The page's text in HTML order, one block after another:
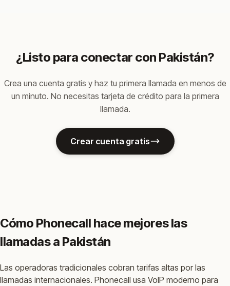
¿Listo para conectar con Pakistán?
Crea una cuenta gratis y haz tu primera llamada en menos de
un minuto. No necesitas tarjeta de crédito para la primera
llamada.
Crear cuenta gratis
Cómo Phonecall hace mejores las
llamadas a Pakistán
Las operadoras tradicionales cobran tarifas altas por las
llamadas internacionales. Phonecall usa VoIP moderno para